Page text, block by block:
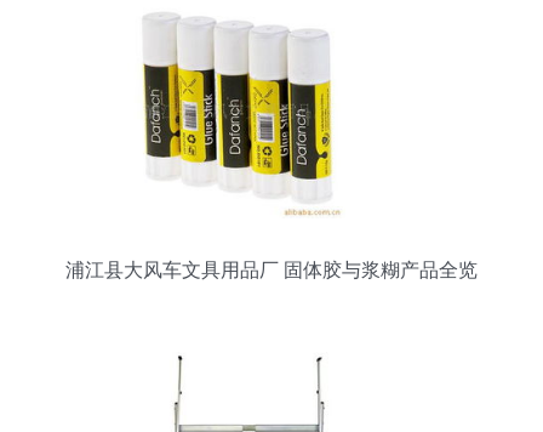
浦江县大风车文具用品厂 固体胶与浆糊产品全览